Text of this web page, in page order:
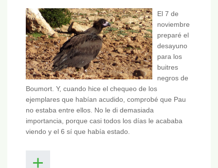
El 7 de
noviembre
preparé el
desayuno
para los
buitres
negros de
Boumort. Y, cuando hice el chequeo de los
ejemplares que habían acudido, comprobé que Pau
no estaba entre ellos. No le di demasiada
importancia, porque casi todos los días le acababa
viendo y el 6 sí que había estado.